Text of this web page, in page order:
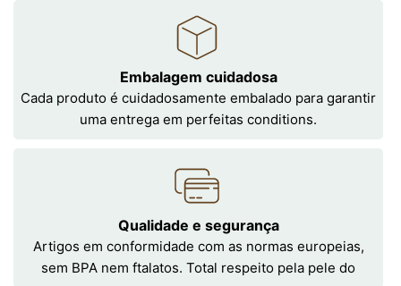
Embalagem cuidadosa
Cada produto é cuidadosamente embalado para garantir
uma entrega em perfeitas conditions.
Qualidade e segurança
Artigos em conformidade com as normas europeias,
sem BPA nem ftalatos. Total respeito pela pele do